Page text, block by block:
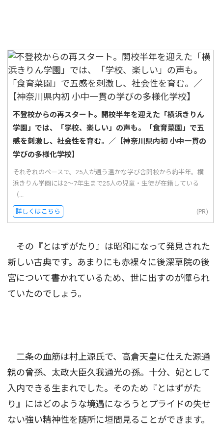
不登校からの再スタート。開校半年を迎えた「横浜きりん
学園」では、「学校、楽しい」の声も。「食育菜園」で五
感を刺激し、社会性を育む。／【神奈川県内初 小中一貫の
学びの多様化学校】
それぞれのペースで。25人が通う温かな学び舎開校から約半年。横
浜きりん学園には2〜7年生まで25人の児童・生徒が在籍している
（...
詳しくはこちら (PR)
その『とはずがたり』は昭和になって発見された
新しい古典です。あまりにも赤裸々に後深草院の後
宮について書かれているため、世に出すのが憚られ
ていたのでしょう。
二条の血筋は村上源氏で、高倉天皇に仕えた源通
親の曾孫、太政大臣久我通光の孫。十分、妃として
入内できる生まれでした。そのため『とはずがた
り』にはどのような境遇になろうとプライドの失せ
ない強い精神性を随所に垣間見ることができます。